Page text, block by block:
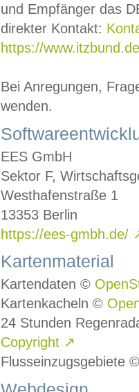
und Empfänger das
direkter Kontakt:
https://
Bei Anregungen,
wenden.
EES GmbH
Sektor F,
Westhafenstraße 1
13353 Berlin
https://ees-gmbh.de/
Kartenmaterial
Kartendaten ©
Kartenkacheln ©
24 Stunden
Copyright ↗
Flusseinzugsgebiete